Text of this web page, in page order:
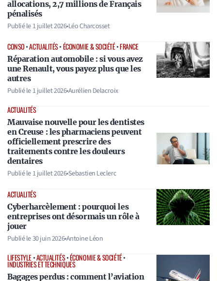
allocations, 2,7 millions de Français
pénalisés
Publié le1 juillet 2026•Léo Charcosset
CONSO•ACTUALITÉS•ÉCONOMIE & SOCIÉTÉ•FRANCE
Réparation automobile : si vous avez
une Renault, vous payez plus que les
autres
Publié le1 juillet 2026•Aurélien Delacroix
ACTUALITÉS
Mauvaise nouvelle pour les dentistes
en Creuse : les pharmaciens peuvent
officiellement prescrire des
traitements contre les douleurs
dentaires
Publié le1 juillet 2026•Sebastien Leclerc
ACTUALITÉS
Cyberharcèlement : pourquoi les
entreprises ont désormais un rôle à
jouer
Publié le30 juin 2026•Antoine Léon
LIFESTYLE•ACTUALITÉS•ÉCONOMIE & SOCIÉTÉ•
INDUSTRIES ET TECHNIQUES
Bagages perdus : comment l’aviation